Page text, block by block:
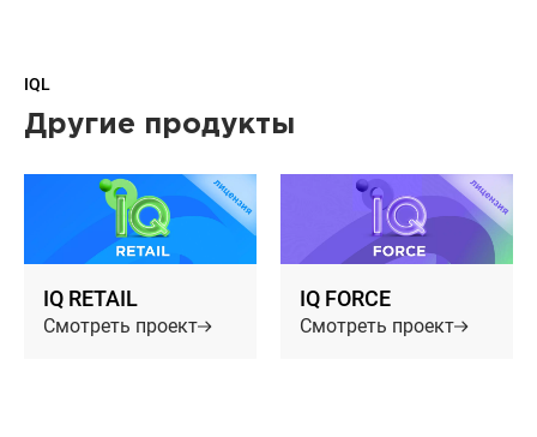
IQL
Другие продукты
IQ RETAIL
Смотреть проект
IQ FORCE
Смотреть проект